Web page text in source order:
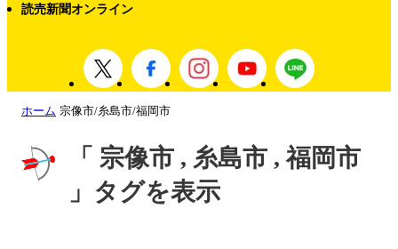
読売新聞オンライン
ホーム 宗像市/糸島市/福岡市
「 宗像市 , 糸島市 , 福岡市
」タグを表示